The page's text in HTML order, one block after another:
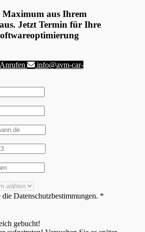
Maximum aus Ihrem
Jetzt Termin für Ihre
Anrufen
info@avm-car-
die Datenschutzbestimmungen. *
gebucht!